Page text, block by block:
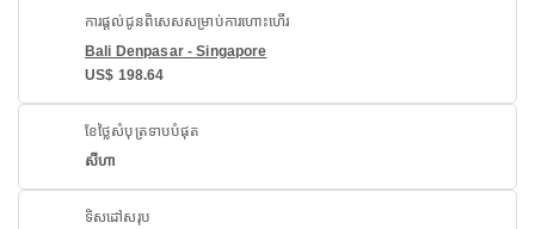
ការផ្តល់ជូនពិសេសសម្រាប់ការហោះហើរ
Bali Denpasar - Singapore
US$ 198.64
ខែថ្លៃសំបុត្រទាបបំផុត
សីហា
ទិសដៅសរុប